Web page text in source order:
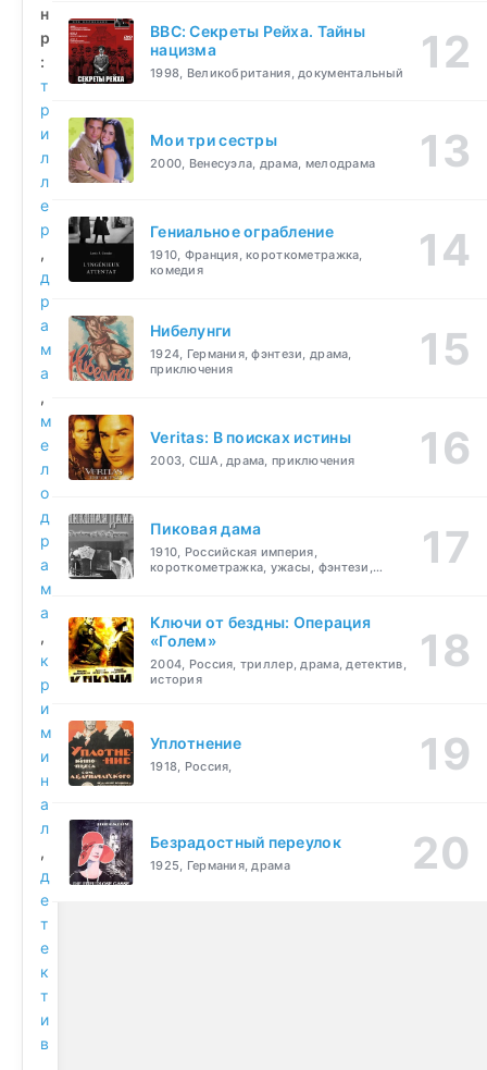
н
р
:
т
р
и
л
л
е
р
,
д
р
а
м
а
,
м
е
л
о
д
р
а
м
а
,
к
р
и
м
и
н
а
л
,
д
е
т
е
к
т
и
в
BBC: Секреты Рейха. Тайны
нацизма
1998, Великобритания, документальный
Мои три сестры
2000, Венесуэла, драма, мелодрама
Гениальное ограбление
1910, Франция, короткометражка,
комедия
Нибелунги
1924, Германия, фэнтези, драма,
приключения
Veritas: В поисках истины
2003, США, драма, приключения
Пиковая дама
1910, Российская империя,
короткометражка, ужасы, фэнтези,
Ключи от бездны: Операция
«Голем»
2004, Россия, триллер, драма, детектив,
история
Уплотнение
1918, Россия,
Безрадостный переулок
1925, Германия, драма